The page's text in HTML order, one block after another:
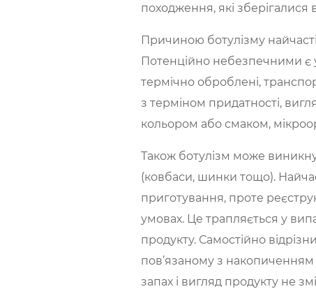
походження, які зберігалися
Причиною ботулізму
Потенційно небезпечними є
термічно оброблені,
з терміном придатності,
кольором або смаком,
Також ботулізм може
(ковбаси, шинки тощо).
приготування, проте
умовах. Це трапляється у
продукту. Самостійно
пов’язаному з накопиченням
запах і вигляд продукту не